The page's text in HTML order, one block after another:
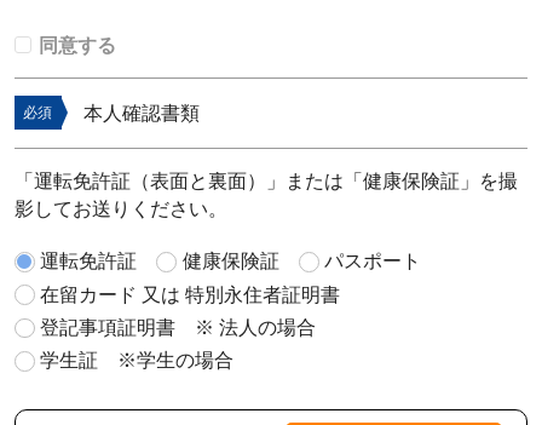
同意する
必須 本人確認書類
「運転免許証（表面と裏面）」または「健康保険証」を撮
影してお送りください。
運転免許証 健康保険証
パスポート
在留カード 又は 特別永住者証明書
登記事項証明書 ※ 法人の場合
学生証 ※学生の場合